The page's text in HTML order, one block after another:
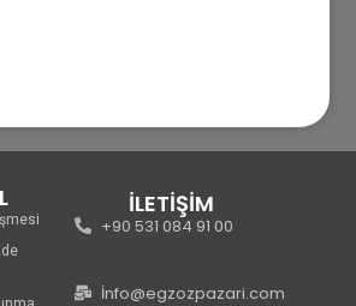
İLETİŞİM
+90 531 084 91 00
İnfo@egzozpazari.com